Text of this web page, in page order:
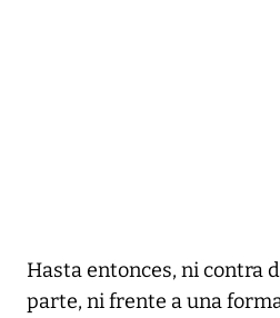
Hasta entonces, ni contra
parte, ni frente a una